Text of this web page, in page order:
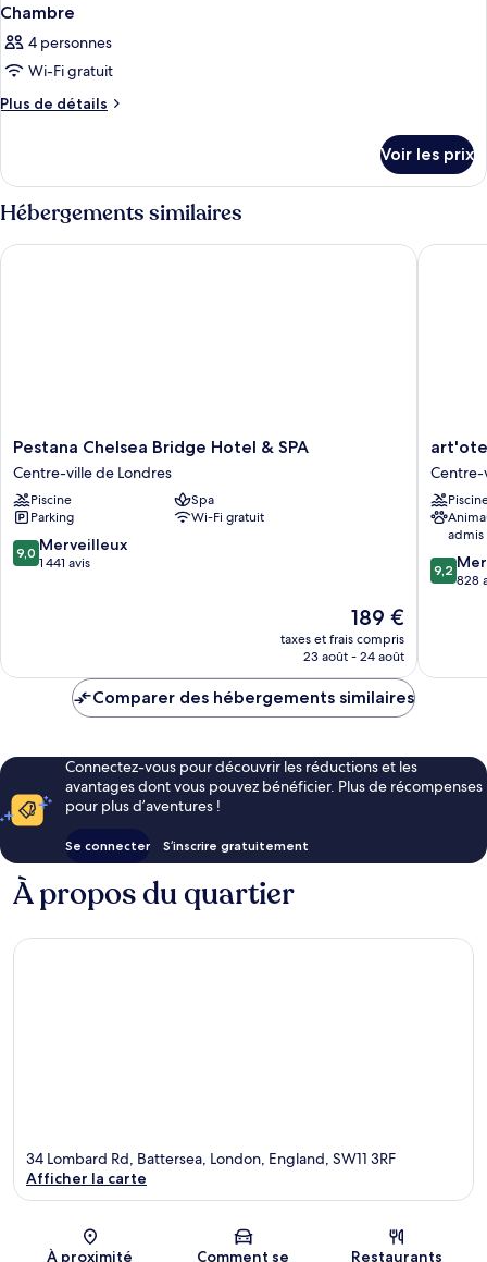
Chambre
4 personnes
Wi-Fi gratuit
Plus de détails
Plus
le
type
de
Chambre
Voir les prix
Hébergements similaires
Pestana
Chelsea
Bridge
Hotel
&
SPA
Centre-
Pestana Chelsea Bridge Hotel & SPA
Centre-ville de Londres
Piscine
Spa
Parking
Wi-Fi gratuit
9.0
sur
9,0 Merveilleux
1 441 avis
Le
nouveau
prix
de
189 €
taxes et frais compris
23 août - 24 août
Pestana Chelsea Bridge Hotel & SPA
art'otel
London
Power
Station
Centre-
ville
de
Centre-
admis
9.2
sur
9,2
828
art'otel
Comparer des hébergements similaires
Connectez-vous pour découvrir les réductions et les
avantages dont vous pouvez bénéficier. Plus de récompenses
pour plus d’aventures !
Se connecter S’inscrire gratuitement
À propos du quartier
Carte
34 Lombard Rd, Battersea, London, England, SW11 3RF
Afficher la carte
À proximité
Comment se
Restaurants